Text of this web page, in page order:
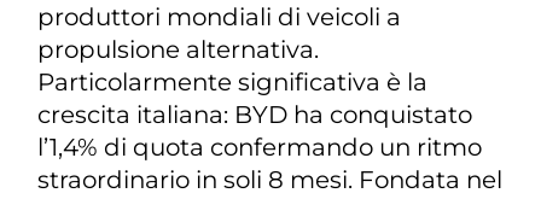
produttori mondiali di veicoli a
propulsione alternativa.
Particolarmente significativa è la
crescita italiana: BYD ha conquistato
l’1,4% di quota confermando un ritmo
straordinario in soli 8 mesi. Fondata nel